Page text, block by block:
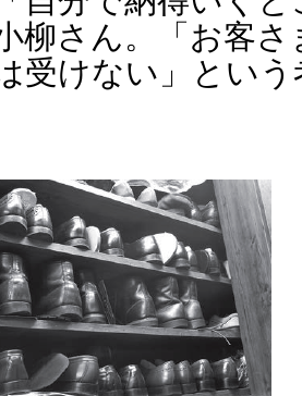
柳さん。「お客
受けない」とい